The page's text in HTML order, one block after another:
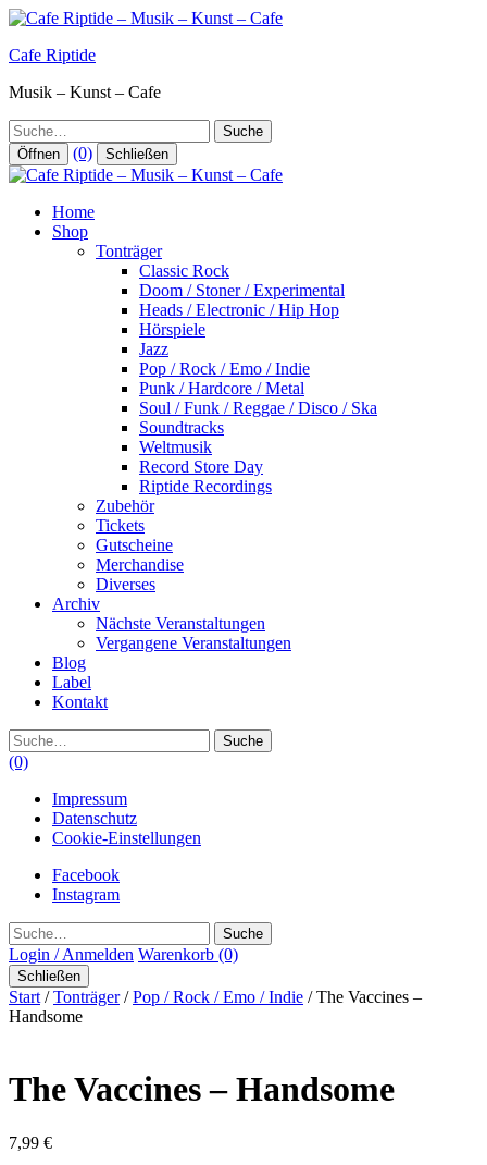
Zum
springen
Cafe Riptide
Musik – Kunst – Cafe
Suche
Öffnen (0) Schließen
Home
Shop
Tonträger
Classic Rock
Doom / Stoner / Experimental
Heads / Electronic / Hip Hop
Hörspiele
Jazz
Pop / Rock / Emo / Indie
Punk / Hardcore / Metal
Soul / Funk / Reggae / Disco / Ska
Soundtracks
Weltmusik
Record Store Day
Riptide Recordings
Zubehör
Tickets
Gutscheine
Merchandise
Diverses
Archiv
Nächste Veranstaltungen
Vergangene Veranstaltungen
Blog
Label
Kontakt
Suche
(0)
Impressum
Datenschutz
Cookie-Einstellungen
Facebook
Instagram
Suche
Login / Anmelden Warenkorb (0)
Schließen
Start /Tonträger/Pop / Rock / Emo / Indie / The Vaccines –
Handsome
The Vaccines – Handsome
7,99 €